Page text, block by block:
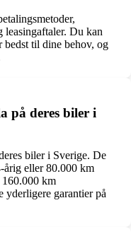
leasingaftaler. Du kan
bedst til dine behov, og
på deres biler i
biler i Sverige. De
årig eller 80.000 km
160.000 km
yderligere garantier på